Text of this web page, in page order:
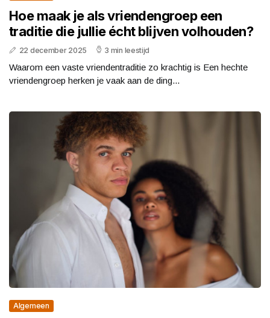
Hoe maak je als vriendengroep een
traditie die jullie écht blijven volhouden?
22 december 2025 3 min leestijd
Waarom een vaste vriendentraditie zo krachtig is Een hechte
vriendengroep herken je vaak aan de ding...
Algemeen